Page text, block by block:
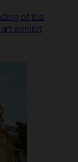
of the
exhibit